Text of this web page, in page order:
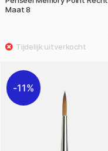
Maat 8
11%